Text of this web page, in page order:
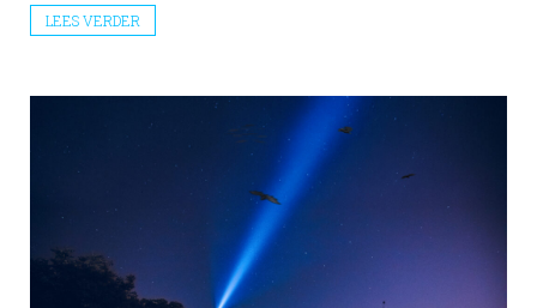
LEES VERDER